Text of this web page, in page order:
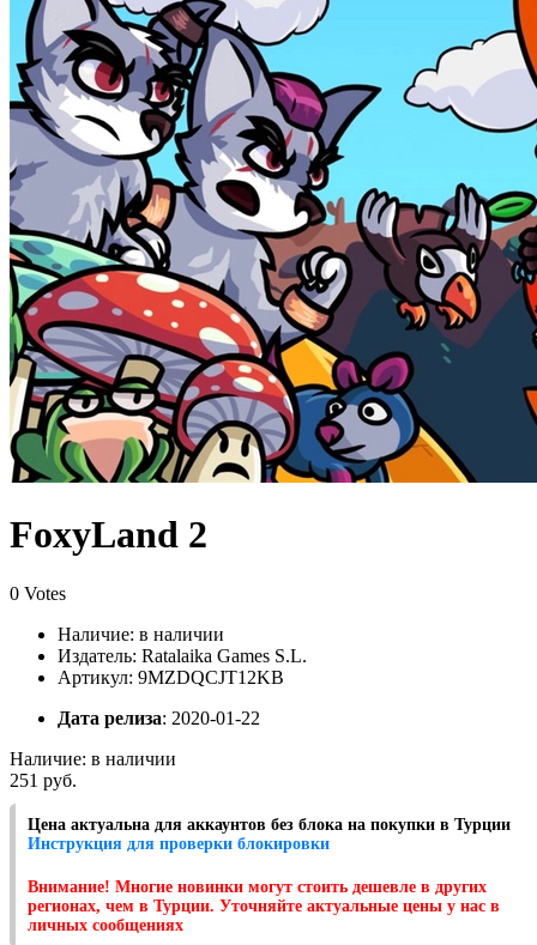
FoxyLand 2
0 Votes
Наличие: в наличии
Издатель: Ratalaika Games S.L.
Артикул: 9MZDQCJT12KB
Дата релиза: 2020-01-22
Наличие: в наличии
251 руб.
Цена актуальна для аккаунтов без блока на покупки в Турции
Инструкция для проверки блокировки
Внимание! Многие новинки могут стоить дешевле в других
регионах, чем в Турции. Уточняйте актуальные цены у нас в
личных сообщениях